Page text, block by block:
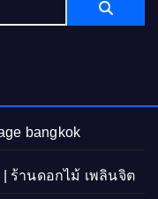
bangkok
| ร้านดอกไม้ เพลินจิต